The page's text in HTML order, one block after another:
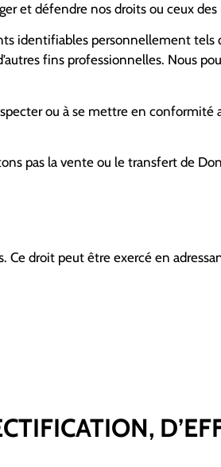
et défendre nos droits ou ceux
identifiables personnellement tels
fins professionnelles. Nous
ou à se mettre en
pas la vente ou le transfert de
droit peut être exercé en